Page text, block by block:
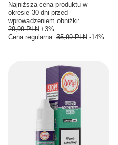
Najniższa cena produktu w
okresie 30 dni przed
wprowadzeniem obniżki:
29,99 PLN +3%
Cena regularna: 35,99 PLN -14%